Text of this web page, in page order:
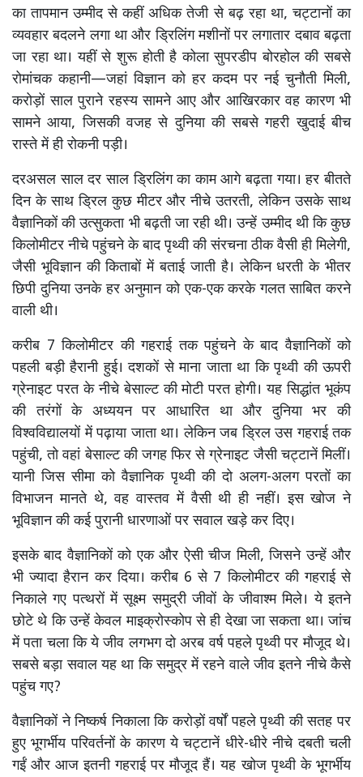
का तापमान उम्मीद से कहीं अधिक तेजी से बढ़ रहा था, चट्टानों का
व्यवहार बदलने लगा था और ड्रिलिंग मशीनों पर लगातार दबाव बढ़ता
जा रहा था। यहीं से शुरू होती है कोला सुपरडीप बोरहोल की सबसे
रोमांचक कहानी—जहां विज्ञान को हर कदम पर नई चुनौती मिली,
करोड़ों साल पुराने रहस्य सामने आए और आखिरकार वह कारण भी
सामने आया, जिसकी वजह से दुनिया की सबसे गहरी खुदाई बीच
रास्ते में ही रोकनी पड़ी।
दरअसल साल दर साल ड्रिलिंग का काम आगे बढ़ता गया। हर बीतते
दिन के साथ ड्रिल कुछ मीटर और नीचे उतरती, लेकिन उसके साथ
वैज्ञानिकों की उत्सुकता भी बढ़ती जा रही थी। उन्हें उम्मीद थी कि कुछ
किलोमीटर नीचे पहुंचने के बाद पृथ्वी की संरचना ठीक वैसी ही मिलेगी,
जैसी भूविज्ञान की किताबों में बताई जाती है। लेकिन धरती के भीतर
छिपी दुनिया उनके हर अनुमान को एक-एक करके गलत साबित करने
वाली थी।
करीब 7 किलोमीटर की गहराई तक पहुंचने के बाद वैज्ञानिकों को
पहली बड़ी हैरानी हुई। दशकों से माना जाता था कि पृथ्वी की ऊपरी
ग्रेनाइट परत के नीचे बेसाल्ट की मोटी परत होगी। यह सिद्धांत भूकंप
की तरंगों के अध्ययन पर आधारित था और दुनिया भर की
विश्वविद्यालयों में पढ़ाया जाता था। लेकिन जब ड्रिल उस गहराई तक
पहुंची, तो वहां बेसाल्ट की जगह फिर से ग्रेनाइट जैसी चट्टानें मिलीं।
यानी जिस सीमा को वैज्ञानिक पृथ्वी की दो अलग-अलग परतों का
विभाजन मानते थे, वह वास्तव में वैसी थी ही नहीं। इस खोज ने
भूविज्ञान की कई पुरानी धारणाओं पर सवाल खड़े कर दिए।
इसके बाद वैज्ञानिकों को एक और ऐसी चीज मिली, जिसने उन्हें और
भी ज्यादा हैरान कर दिया। करीब 6 से 7 किलोमीटर की गहराई से
निकाले गए पत्थरों में सूक्ष्म समुद्री जीवों के जीवाश्म मिले। ये इतने
छोटे थे कि उन्हें केवल माइक्रोस्कोप से ही देखा जा सकता था। जांच
में पता चला कि ये जीव लगभग दो अरब वर्ष पहले पृथ्वी पर मौजूद थे।
सबसे बड़ा सवाल यह था कि समुद्र में रहने वाले जीव इतने नीचे कैसे
पहुंच गए?
वैज्ञानिकों ने निष्कर्ष निकाला कि करोड़ों वर्षों पहले पृथ्वी की सतह पर
हुए भूगर्भीय परिवर्तनों के कारण ये चट्टानें धीरे-धीरे नीचे दबती चली
गईं और आज इतनी गहराई पर मौजूद हैं। यह खोज पृथ्वी के भूगर्भीय